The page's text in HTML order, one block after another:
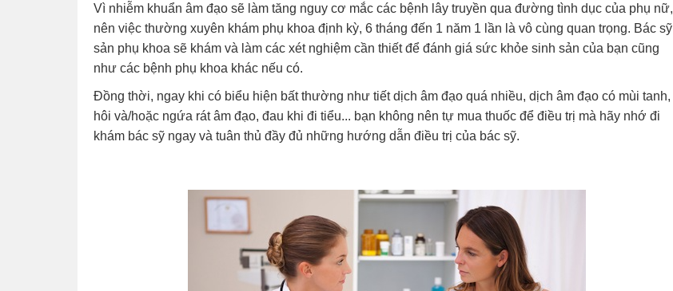
Vì nhiễm khuẩn âm đạo sẽ làm tăng nguy cơ mắc các bệnh lây truyền qua đường tình dục của phụ nữ,
nên việc thường xuyên khám phụ khoa định kỳ, 6 tháng đến 1 năm 1 lần là vô cùng quan trọng. Bác sỹ
sản phụ khoa sẽ khám và làm các xét nghiệm cần thiết để đánh giá sức khỏe sinh sản của bạn cũng
như các bệnh phụ khoa khác nếu có.
Đồng thời, ngay khi có biểu hiện bất thường như tiết dịch âm đạo quá nhiều, dịch âm đạo có mùi tanh,
hôi và/hoặc ngứa rát âm đạo, đau khi đi tiểu... bạn không nên tự mua thuốc để điều trị mà hãy nhớ đi
khám bác sỹ ngay và tuân thủ đầy đủ những hướng dẫn điều trị của bác sỹ.